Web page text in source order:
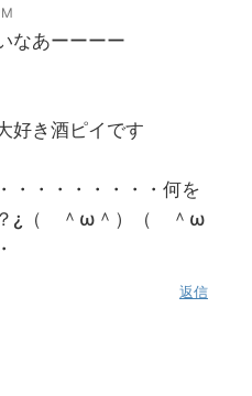
なあーーーー
好き酒ピイです
・・・・・・・・何を
？¿（ ＾ω＾）（ ＾ω
返信